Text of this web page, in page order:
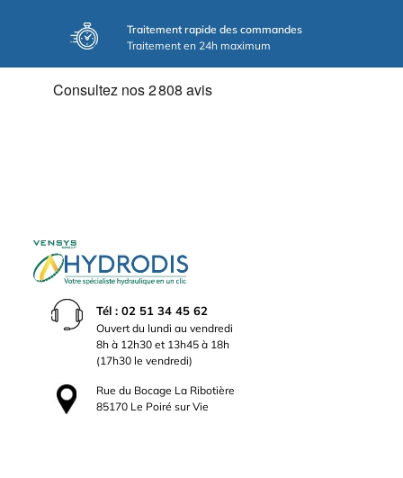
Traitement rapide des commandes
Traitement en 24h maximum
Tél : 02 51 34 45 62
Ouvert du lundi au vendredi
8h à 12h30 et 13h45 à 18h
(17h30 le vendredi)
Rue du Bocage La Ribotière
85170 Le Poiré sur Vie